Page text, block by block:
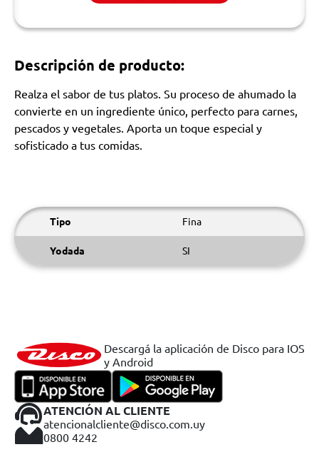
Descripción de producto:
Realza el sabor de tus platos. Su proceso de ahumado la
convierte en un ingrediente único, perfecto para carnes,
pescados y vegetales. Aporta un toque especial y
sofisticado a tus comidas.
Tipo Fina
Yodada SI
Descargá la aplicación de Disco para IOS
y Android
ATENCIÓN AL CLIENTE
atencionalcliente@disco.com.uy
0800 4242